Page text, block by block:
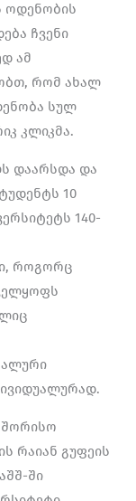
ოდენობის
ჩვენი
ამ
რომ ახალ
სულ
კლიკმა.
დაარსდა და
10
140-
როგორც
რაიან გუფეის
ში